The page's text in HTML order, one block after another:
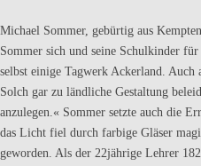
Michael Sommer, gebürtig aus
Sommer sich und seine Schulkinder
selbst einige Tagwerk Ackerland.
Solch gar zu länd­liche Gestaltung
anzulegen.« Sommer setzte auch die
das Licht fiel durch farbige Gläser
geworden. Als der 22jährige Lehrer